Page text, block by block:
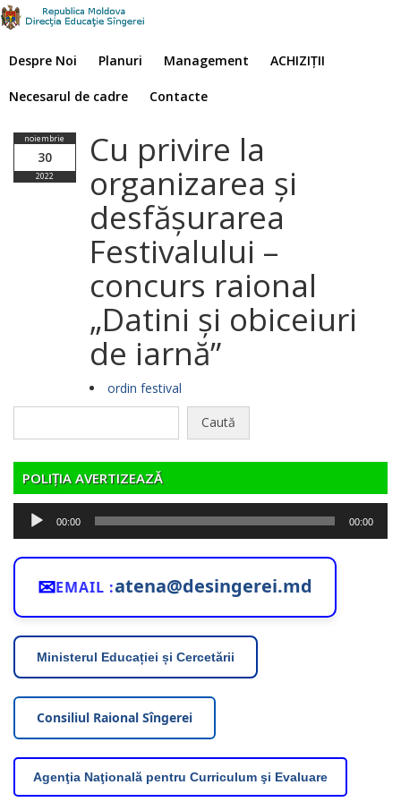
Despre Noi Planuri Management ACHIZIȚII
Necesarul de cadre Contacte
noiembrie
30
2022
Cu privire la
organizarea și
desfășurarea
Festivalului –
concurs raional
„Datini și obiceiuri
de iarnă”
ordin festival
POLIȚIA AVERTIZEAZĂ
Player
audio
00:00 00:00
✉EMAIL :atena@desingerei.md
Ministerul Educației și Cercetării
Consiliul Raional Sîngerei
Agenţia Naţională pentru Curriculum şi Evaluare